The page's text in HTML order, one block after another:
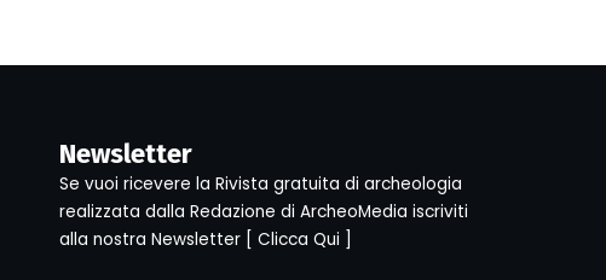
Newsletter
Se vuoi ricevere la Rivista gratuita di archeologia
realizzata dalla Redazione di ArcheoMedia iscriviti
alla nostra Newsletter [ Clicca Qui ]